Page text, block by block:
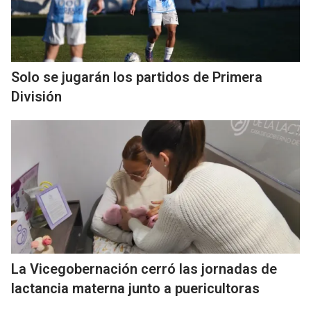
Solo se jugarán los partidos de Primera
División
La Vicegobernación cerró las jornadas de
lactancia materna junto a puericultoras